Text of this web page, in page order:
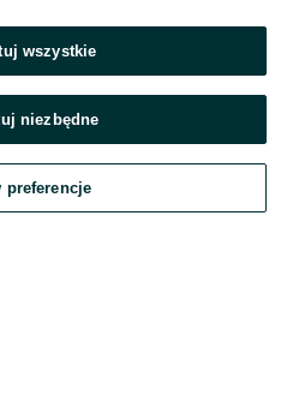
się
z dostawców wskazanych powyżej,
OLX.pl w jego aktualnym brzmieniu.
wszystkie
niezbędne
preferencje